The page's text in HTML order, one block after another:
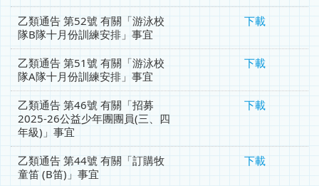
乙類通告 第52號 有關「游泳校
隊B隊十月份訓練安排」事宜
下載
乙類通告 第51號 有關「游泳校
隊A隊十月份訓練安排」事宜
下載
乙類通告 第46號 有關「招募
2025-26公益少年團團員(三、四
年級)」事宜
下載
乙類通告 第44號 有關「訂購牧
童笛 (B笛)」事宜
下載